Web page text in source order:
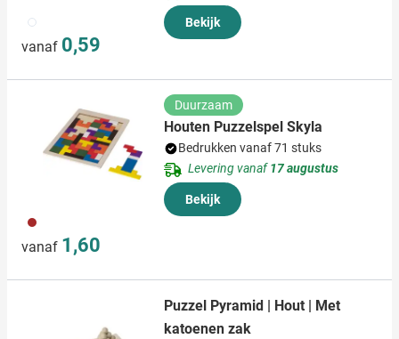
009
vanaf 0,59
Bekijk
011
vanaf 1,60
Duurzaam
Houten Puzzelspel Skyla
Bedrukken vanaf 71 stuks
Levering vanaf17 augustus
Bekijk
Puzzel Pyramid | Hout | Met
katoenen zak